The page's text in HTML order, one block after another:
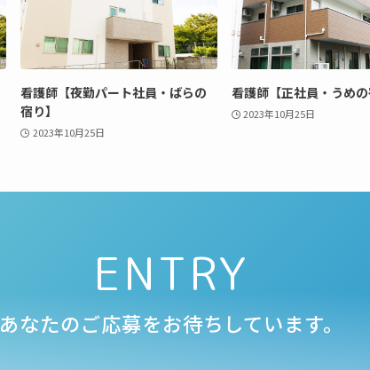
看護師【夜勤パート社員・ばらの
宿り】
2023年10月25日
看護師【正社員・うめ
2023年10月25日
ENTRY
あなたのご応募をお待ちしています。